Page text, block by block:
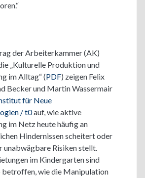
der Arbeiterkammer (AK)
„Kulturelle Produktion und
im Alltag“ (PDF) zeigen Felix
Becker und Martin Wassermair
für Neue
/ t0auf, wie aktive
im Netz heute häufig an
Hindernissen scheitert oder
unabwägbare Risiken stellt.
im Kindergarten sind
betroffen, wie die Manipulation